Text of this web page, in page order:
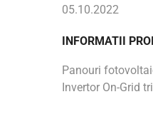
05.10.2022
INFORMATII
Panouri
Invertor On-Grid